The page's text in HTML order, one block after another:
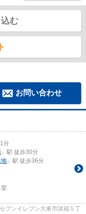
む
お問い合わせ
分
」駅 徒歩30分
」駅 徒歩36分
室
ブンイレブン大東市諸福５丁